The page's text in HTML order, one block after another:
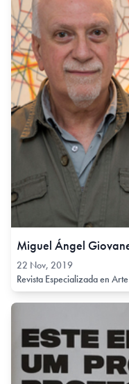
22 Nov, 2019
Revista Especializada en Arte